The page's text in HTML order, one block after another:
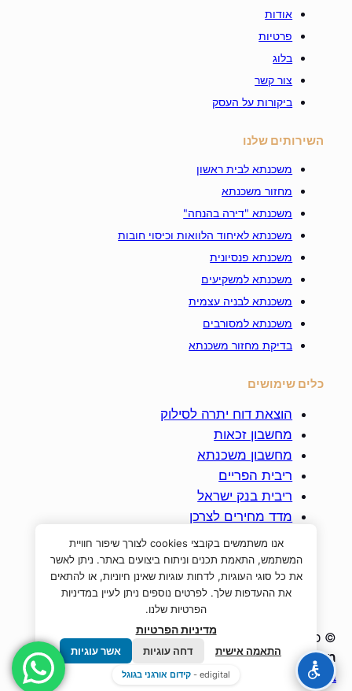
אודות
פרטיות
בלוג
צור קשר
ביקורות על העסק
השירותים שלנו
משכנתא לבית ראשון
מחזור משכנתא
משכנתא "דירה בהנחה"
משכנתא לאיחוד הלוואות וכיסוי חובות
משכנתא פנסיונית
משכנתא למשקיעים
משכנתא לבניה עצמית
משכנתא למסורבים
בדיקת מחזור משכנתא
כלים שימושים
הוצאת דוח יתרה לסילוק
מחשבון זכאות
מחשבון משכנתא
ריבית הפריים
ריבית בנק ישראל
מדד מחירים לצרכן
ביטוח חיים למשכנתא
© כל הזכויות שמורות לחברתא. אור לנתיבתי –
משכנתאות, נדל"ן ופיננסים בע"מ | ח.פ : 517128138 |
בניית אתר
קידום אורגני בגוגל
אנו משתמשים בקובצי cookies לצורך שיפור חוויית
המשתמש, התאמת תכנים וניתוח ביצועים באתר. ניתן לאשר
את כל סוגי העוגיות, לדחות עוגיות שאינן חיוניות, או להתאים
את ההעדפות שלך. לפרטים נוספים ניתן לעיין במדיניות
הפרטיות שלנו.
מדיניות הפרטיות
התאמה אישית דחה עוגיות אשר עוגיות
edigital - קידום אורגני בגוגל